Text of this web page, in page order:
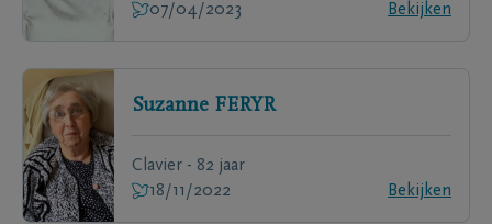
07/04/2023
Bekijken
Suzanne FERYR
Clavier - 82 jaar
18/11/2022
Bekijken